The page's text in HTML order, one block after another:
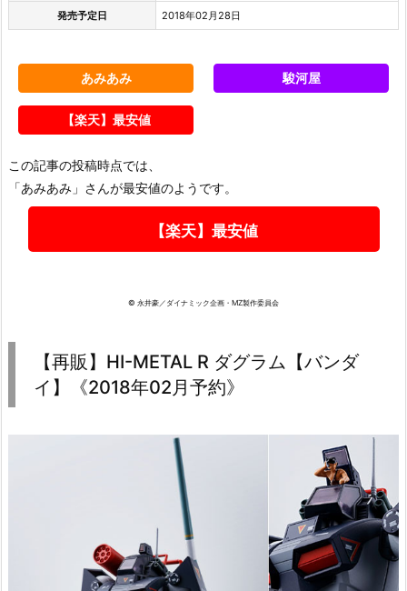
発売予定日 2018年02月28日
あみあみ 駿河屋
【楽天】最安値
この記事の投稿時点では、
「あみあみ」さんが最安値のようです。
【楽天】最安値
© 永井豪／ダイナミック企画・MZ製作委員会
【再販】HI-METAL R ダグラム【バンダ
イ】《2018年02月予約》